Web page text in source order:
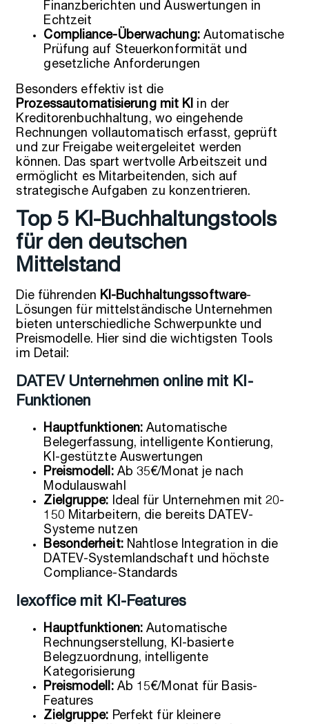
Finanzberichten und Auswertungen in
Echtzeit
Compliance-Überwachung:Automatische
Prüfung auf Steuerkonformität und
gesetzliche Anforderungen
Besonders effektiv ist die
Prozessautomatisierung mit KI in der
Kreditorenbuchhaltung, wo eingehende
Rechnungen vollautomatisch erfasst, geprüft
und zur Freigabe weitergeleitet werden
können. Das spart wertvolle Arbeitszeit und
ermöglicht es Mitarbeitenden, sich auf
strategische Aufgaben zu konzentrieren.
Top 5 KI-Buchhaltungstools
für den deutschen
Mittelstand
Die führenden KI-Buchhaltungssoftware-
Lösungen für mittelständische Unternehmen
bieten unterschiedliche Schwerpunkte und
Preismodelle. Hier sind die wichtigsten Tools
im Detail:
DATEV Unternehmen online mit KI-
Funktionen
Hauptfunktionen: Automatische
Belegerfassung, intelligente Kontierung,
KI-gestützte Auswertungen
Preismodell:Ab 35€/Monat je nach
Modulauswahl
Zielgruppe: Ideal für Unternehmen mit 20-
150 Mitarbeitern, die bereits DATEV-
Systeme nutzen
Besonderheit:Nahtlose Integration in die
DATEV-Systemlandschaft und höchste
Compliance-Standards
lexoffice mit KI-Features
Hauptfunktionen: Automatische
Rechnungserstellung, KI-basierte
Belegzuordnung, intelligente
Kategorisierung
Preismodell:Ab 15€/Monat für Basis-
Features
Zielgruppe: Perfekt für kleinere